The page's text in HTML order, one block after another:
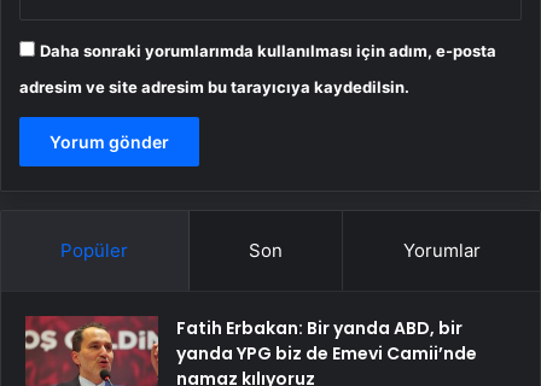
Daha sonraki yorumlarımda kullanılması için adım, e-posta
adresim ve site adresim bu tarayıcıya kaydedilsin.
Popüler Son Yorumlar
Fatih Erbakan: Bir yanda ABD, bir
yanda YPG biz de Emevi Camii’nde
namaz kılıyoruz